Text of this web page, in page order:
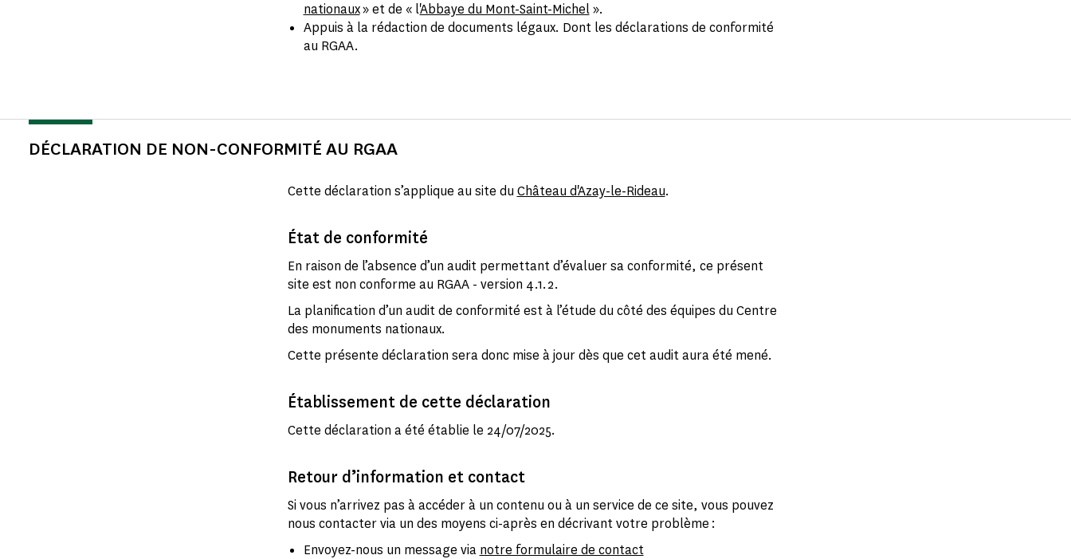
nationaux» et de « l'Abbaye du Mont-Saint-Michel».
Appuis à la rédaction de documents légaux. Dont les déclarations de conformité
au RGAA.
DÉCLARATION DE NON-CONFORMITÉ AU RGAA
Cette déclaration s’applique au site du Château d'Azay-le-Rideau.
État de conformité
En raison de l’absence d’un audit permettant d’évaluer sa conformité, ce présent
site est non conforme au RGAA - version 4.1.2.
La planification d’un audit de conformité est à l’étude du côté des équipes du Centre
des monuments nationaux.
Cette présente déclaration sera donc mise à jour dès que cet audit aura été mené.
Établissement de cette déclaration
Cette déclaration a été établie le 24/07/2025.
Retour d’information et contact
Si vous n’arrivez pas à accéder à un contenu ou à un service de ce site, vous pouvez
nous contacter via un des moyens ci-après en décrivant votre problème :
Envoyez-nous un message via notre formulaire de contact